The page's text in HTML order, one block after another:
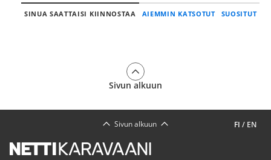
SINUA SAATTAISI KIINNOSTAA AIEMMIN KATSOTUT SUOSITUT
Sivun alkuun
FI / EN
Sivun alkuun